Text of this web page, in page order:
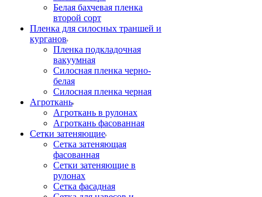
Белая бахчевая пленка
второй сорт
Пленка для силосных траншей и
курганов
Пленка подкладочная
вакуумная
Силосная пленка черно-
белая
Силосная пленка черная
Агроткань
Агроткань в рулонах
Агроткань фасованная
Сетки затеняющие
Сетка затеняющая
фасованная
Сетки затеняющие в
рулонах
Сетка фасадная